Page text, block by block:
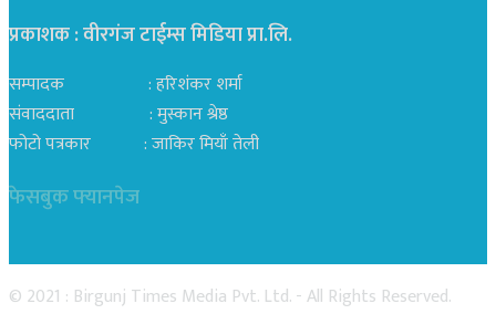
प्रकाशक : वीरगंज टाईम्स मिडिया प्रा‍.लि.
सम्पादक : हरिशंकर शर्मा
संवाददाता : मुस्कान श्रेष्ठ
फोटो पत्रकार : जाकिर मियाँ तेली
फेसबुक फ्यानपेज
© 2021 : Birgunj Times Media Pvt. Ltd. - All Rights Reserved.